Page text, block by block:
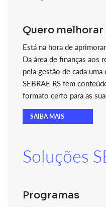
Quero
Está na hora de
Da área de finanças aos
pela gestão de cada
SEBRAE RS tem
formato certo para as
SAIBA MAIS
Soluções
Programas